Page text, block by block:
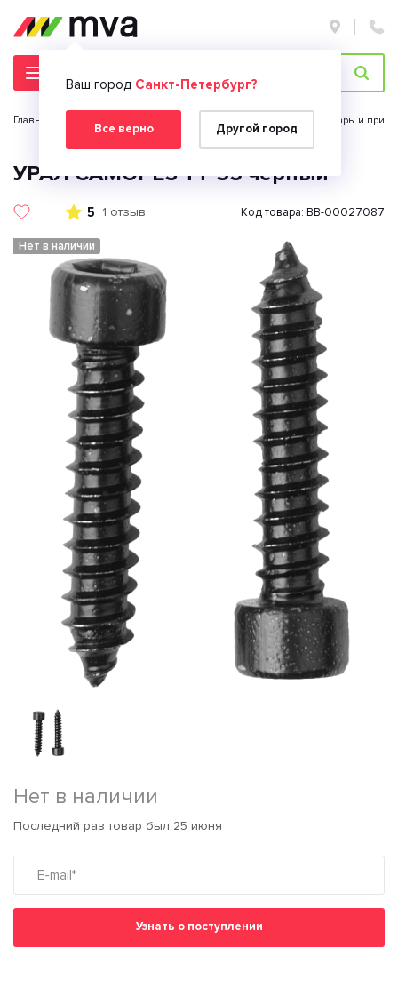
Ваш город Санкт-Петербург?
Все верно Другой город
Главная страница Автоаксессуары и
УРАЛ САМОРЕЗ ТТ-55 черный
5 1 отзыв Код товара: BB-00027087
Нет в наличии
Нет в наличии
Последний раз товар был 25 июня
Узнать о поступлении